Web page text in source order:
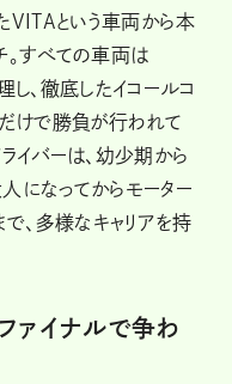
VITAという車両から本
。すべての車両は
、徹底したイコールコ
だけで勝負が行われて
ライバーは、幼少期から
になってからモーター
、多様なキャリアを持
ァイナルで争わ